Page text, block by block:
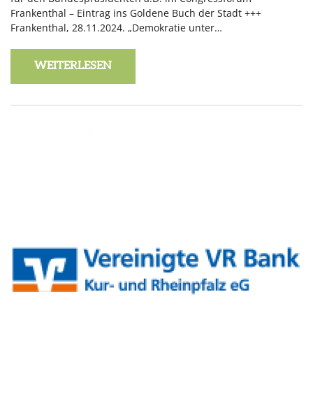
Frankenthal – Eintrag ins Goldene Buch der Stadt +++
Frankenthal, 28.11.2024. „Demokratie unter…
WEITERLESEN